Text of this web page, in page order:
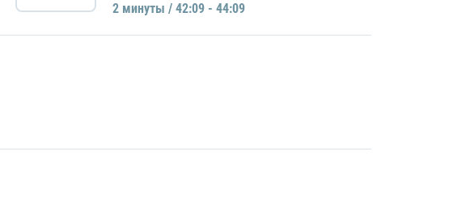
2 минуты / 42:09 - 44:09